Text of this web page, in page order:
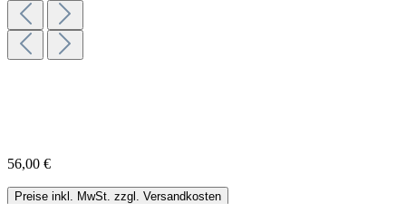
56,00 €
Preise inkl. MwSt. zzgl. Versandkosten